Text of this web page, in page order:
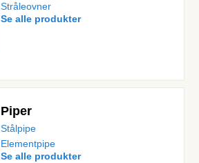
Stråleovner
Se alle produkter
Piper
Stålpipe
Elementpipe
Se alle produkter